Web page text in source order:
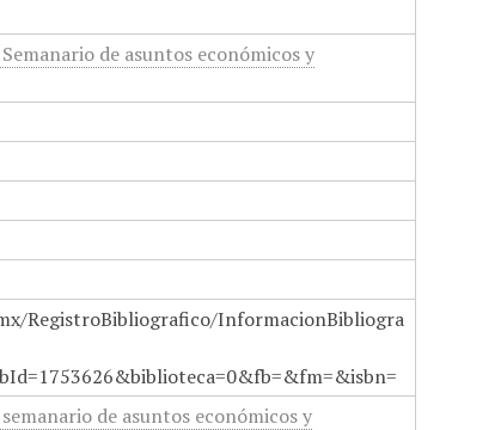
de asuntos económicos y
RegistroBibliografico/InformacionBibliogra
de asuntos económicos y